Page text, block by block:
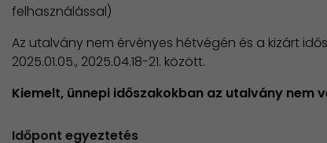
felhasználással)
Az utalvány nem érvényes hétvégén és a kizárt
2025.01.05., 2025.04.18-21. között.
Kiemelt, ünnepi időszakokban az utalvány nem
Időpont egyeztetés